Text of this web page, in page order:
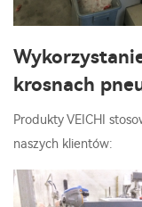
krosnach
Produkty VEICHI
naszych klientów: